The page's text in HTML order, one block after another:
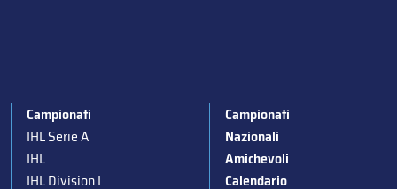
Campionati
IHL Serie A
IHL
IHL Division I
Campionati
Nazionali
Amichevoli
Calendario